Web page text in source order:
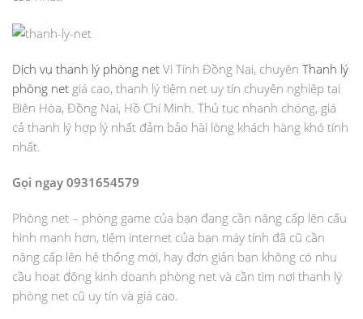
Dịch vụ thanh lý phòng net Vi Tính Đồng Nai, chuyên Thanh lý
phòng net giá cao, thanh lý tiệm net uy tín chuyên nghiệp tại
Biên Hòa, Đồng Nai, Hồ Chí Minh. Thủ tục nhanh chóng, giá
cả thanh lý hợp lý nhất đảm bảo hài lòng khách hàng khó tính
nhất.
Gọi ngay 0931654579
Phòng net – phòng game của bạn đang cần nâng cấp lên cấu
hình mạnh hơn, tiệm internet của bạn máy tính đã cũ cần
nâng cấp lên hệ thống mới, hay đơn giản bạn không có nhu
cầu hoạt động kinh doanh phòng net và cần tìm nơi thanh lý
phòng net cũ uy tín và giá cao.